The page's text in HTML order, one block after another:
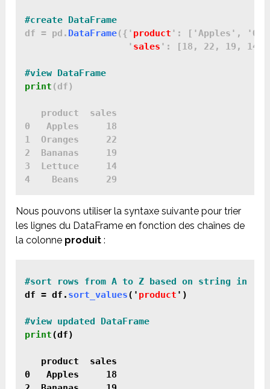
df = pd. DataFrame({' product ': ['Apples',
                   '
sales ': [18, 22, 19, 14,
print (df)
   product  sales
0   Apples     18
1  Oranges     22
2  Bananas     19
3  Lettuce     14
4    Beans     29
Nous pouvons utiliser la syntaxe suivante pour trier
les lignes du DataFrame en fonction des chaînes de
la colonne produit :
df = df. sort_values(' product ')
print(df)
   product  sales
0   Apples     18